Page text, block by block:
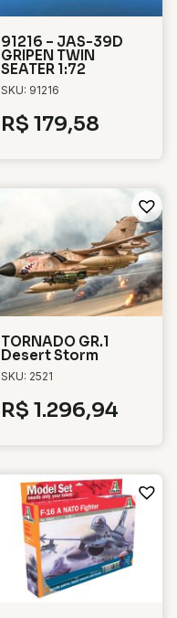
91216 – JAS-39D
GRIPEN TWIN
SEATER 1:72
SKU: 91216
R$ 179,58
TORNADO GR.1
Desert Storm
SKU: 2521
R$ 1.296,94